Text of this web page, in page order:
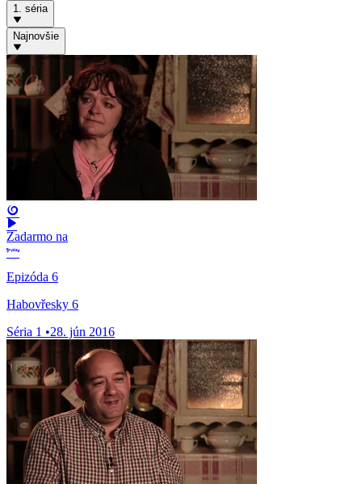
1. séria
Najnovšie
Zadarmo na
Epizóda 6
Habovřesky 6
Séria 1 •28. jún 2016